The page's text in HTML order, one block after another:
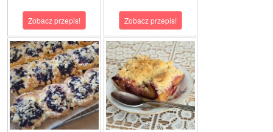
Zobacz przepis! Zobacz przepis!